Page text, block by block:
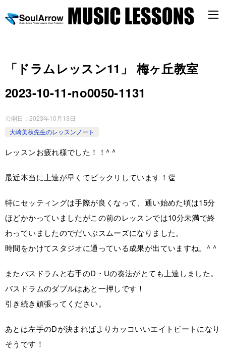
「ドラムレッスン11」 梅ヶ丘教室
2023-10-11-­no0050-­1131
公開日： 2023年10月13日
大崎美秋先生のレッスンノート
レッスンお疲れ様でした！！^ ^
最近本当に上達が早くてビックリしています！👏
特にセッティングは手際が良くなって、通い始めた頃は15分
ほどかかっていましたがこの前のレッスンでは10分未満で終
わっていましたのでだいぶスムーズになりました。
時間をかけてスタジオに通っている成果が出ていますね。^ ^
またバスドラムと右手のD・Uの奏法がとても上達しました。
バスドラムのダブルはあと一押しです！
引き続き頑張ってください。
あとは左手のDが決まればよりカッコいいエイトビートになり
そうです！